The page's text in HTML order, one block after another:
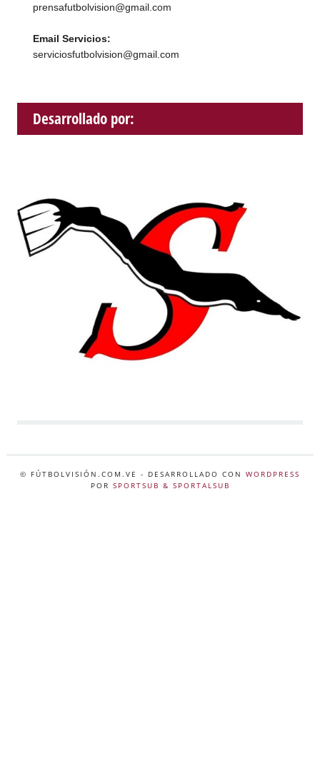
prensafutbolvision@gmail.com
Email Servicios:
serviciosfutbolvision@gmail.com
Desarrollado por:
© FÚTBOLVISIÓN.COM.VE - DESARROLLADO CON WORDPRESS
POR SPORTSUB & SPORTALSUB